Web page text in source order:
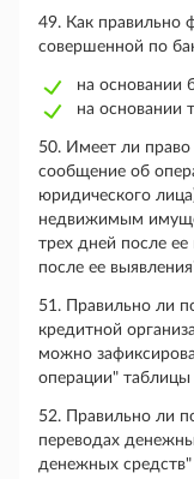
49. Как правильно
совершенной по
на основании
на основании
50. Имеет ли право
сообщение об
юридического
недвижимым
трех дней после
после ее
51. Правильно ли
кредитной
можно
операции" таблицы
52. Правильно ли
переводах
денежных